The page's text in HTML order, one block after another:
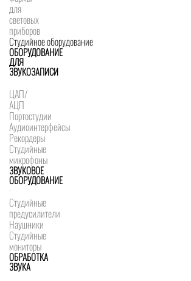
для
световых
приборов
Студийное оборудование
ОБОРУДОВАНИЕ
ДЛЯ
ЗВУКОЗАПИСИ
ЦАП/
АЦП
Портостудии
Аудиоинтерфейсы
Рекордеры
Студийные
микрофоны
ЗВУКОВОЕ
ОБОРУДОВАНИЕ
Студийные
предусилители
Наушники
Студийные
мониторы
ОБРАБОТКА
ЗВУКА